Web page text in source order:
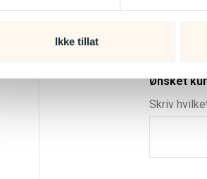
Ikke tillat
Ønsket
Skriv